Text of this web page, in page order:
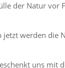
der Natur vor
jetzt werden die
uns mit